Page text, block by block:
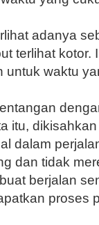
adanya
terlihat
untuk waktu
itu,
dalam
dan tidak
berjalan
proses